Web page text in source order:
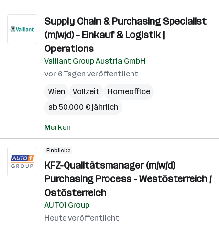
Supply Chain & Purchasing Specialist
(m/w/d) - Einkauf & Logistik |
Operations
Vaillant Group Austria GmbH
vor 6 Tagen veröffentlicht
Wien
Vollzeit
Homeoffice
ab 50.000 € jährlich
Merken
Einblicke
KFZ-Qualitätsmanager (m/w/d)
Purchasing Process - Westösterreich /
Ostösterreich
AUTO1 Group
Heute veröffentlicht